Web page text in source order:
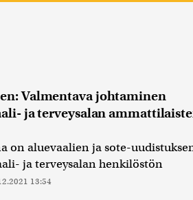
Valmentava johtaminen
ja terveysalan
on aluevaalien ja sote-
ja terveysalan henkilöstön
13:54